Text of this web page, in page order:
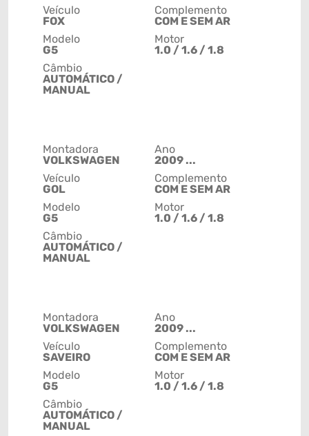
Veículo
FOX
Modelo
G5
Complemento
COM E SEM AR
Motor
1.0 / 1.6 / 1.8
Câmbio
AUTOMÁTICO /
MANUAL
Montadora
VOLKSWAGEN
Veículo
GOL
Modelo
G5
Ano
2009 ...
Complemento
COM E SEM AR
Motor
1.0 / 1.6 / 1.8
Câmbio
AUTOMÁTICO /
MANUAL
Montadora
VOLKSWAGEN
Veículo
SAVEIRO
Modelo
G5
Ano
2009 ...
Complemento
COM E SEM AR
Motor
1.0 / 1.6 / 1.8
Câmbio
AUTOMÁTICO /
MANUAL